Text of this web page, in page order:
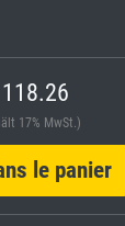
17% MwSt.)
le panier